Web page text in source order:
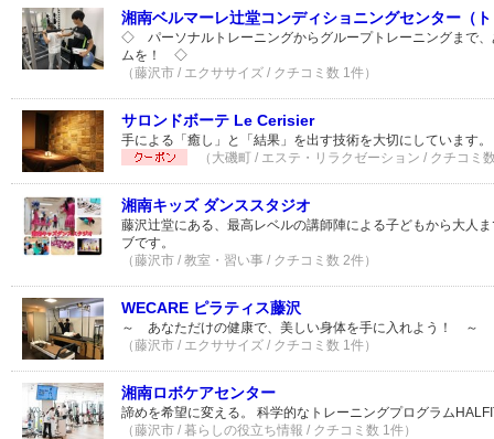
湘南ベルマーレ辻堂コンディショニングセンター（
◇ パーソナルトレーニングからグループトレーニングまで、
ムを！ ◇
（藤沢市 / エクササイズ / クチコミ数 1件）
サロンドボーテ Le Cerisier
手による「癒し」と「結果」を出す技術を大切にしています。
（大磯町 / エステ・リラクゼーション / クチコミ
湘南キッズ ダンススタジオ
藤沢辻堂にある、最高レベルの講師陣による子どもから大人
ブです。
（藤沢市 / 教室・習い事 / クチコミ数 2件）
WECARE ピラティス藤沢
～ あなただけの健康で、美しい身体を手に入れよう！ ～
（藤沢市 / エクササイズ / クチコミ数 1件）
湘南ロボケアセンター
諦めを希望に変える。 科学的なトレーニングプログラム
（藤沢市 / 暮らしの役立ち情報 / クチコミ数 1件）